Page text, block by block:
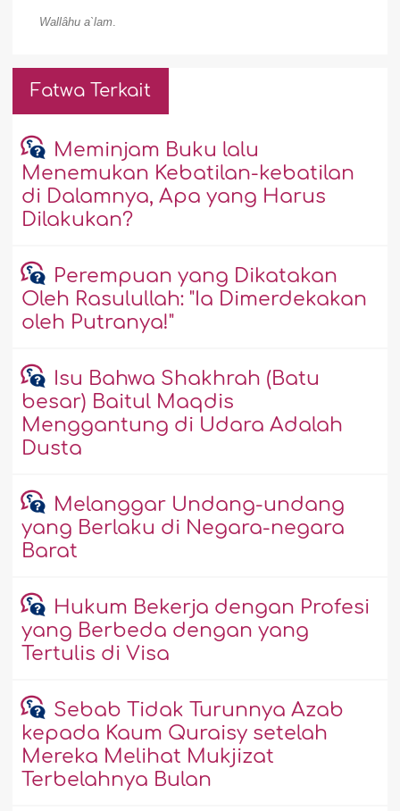
Wallâhu a`lam.
Fatwa Terkait
Meminjam Buku lalu
Menemukan Kebatilan-kebatilan
di Dalamnya, Apa yang Harus
Dilakukan?
Perempuan yang Dikatakan
Oleh Rasulullah: "Ia Dimerdekakan
oleh Putranya!"
Isu Bahwa Shakhrah (Batu
besar) Baitul Maqdis
Menggantung di Udara Adalah
Dusta
Melanggar Undang-undang
yang Berlaku di Negara-negara
Barat
Hukum Bekerja dengan Profesi
yang Berbeda dengan yang
Tertulis di Visa
Sebab Tidak Turunnya Azab
kepada Kaum Quraisy setelah
Mereka Melihat Mukjizat
Terbelahnya Bulan